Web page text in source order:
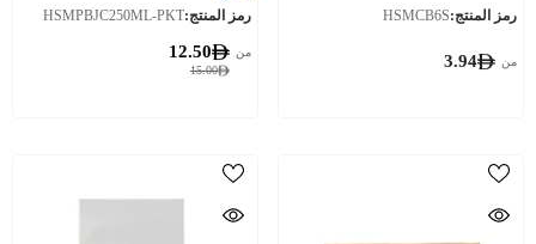
رمز المنتج:HSMCB6S
من 3.94
رمز المنتج:HSMPBJC250ML-PKT
15.00
من 12.50